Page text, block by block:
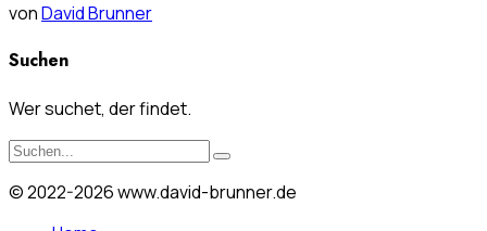
vonDavid Brunner
Suchen
Wer suchet, der findet.
© 2022-2026 www.david-brunner.de